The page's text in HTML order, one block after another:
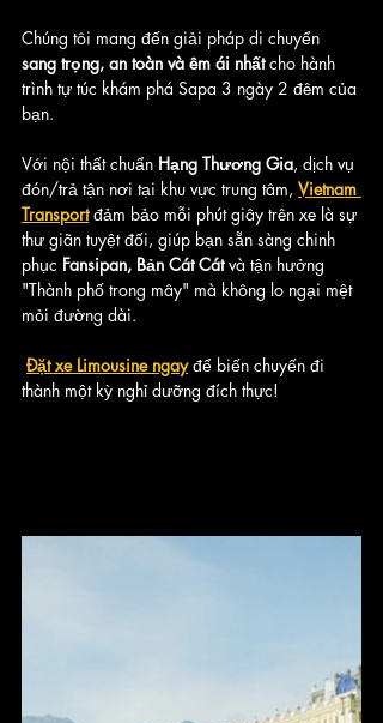
Chúng tôi mang đến giải pháp di chuyển
sang trọng, an toàn và êm ái nhất cho hành
trình tự túc khám phá Sapa 3 ngày 2 đêm của
bạn.
Với nội thất chuẩn Hạng Thương Gia, dịch vụ
đón/trả tận nơi tại khu vực trung tâm, Vietnam
Transport đảm bảo mỗi phút giây trên xe là sự
thư giãn tuyệt đối, giúp bạn sẵn sàng chinh
phục Fansipan, Bản Cát Cát và tận hưởng
"Thành phố trong mây" mà không lo ngại mệt
mỏi đường dài.
Đặt xe Limousine ngay để biến chuyến đi
thành một kỳ nghỉ dưỡng đích thực!